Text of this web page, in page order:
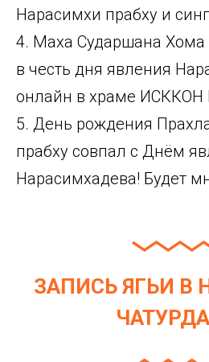
Нарасимхи прабху и
4. Маха Сударшана Хома
в честь дня явления
онлайн в храме ИСККОН
5. День рождения
прабху совпал с Днём
Нарасимхадева! Будет
ЗАПИСЬ ЯГЬИ В